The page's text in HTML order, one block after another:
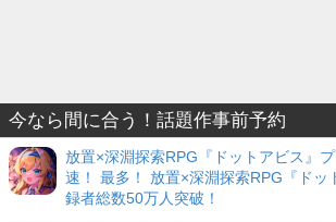
今なら間に合う！話題作事前予約
放置×深淵探索RPG『ドットアビス』
速！ 最多！ 放置×深淵探索RPG『ドッ
録者総数50万人突破！